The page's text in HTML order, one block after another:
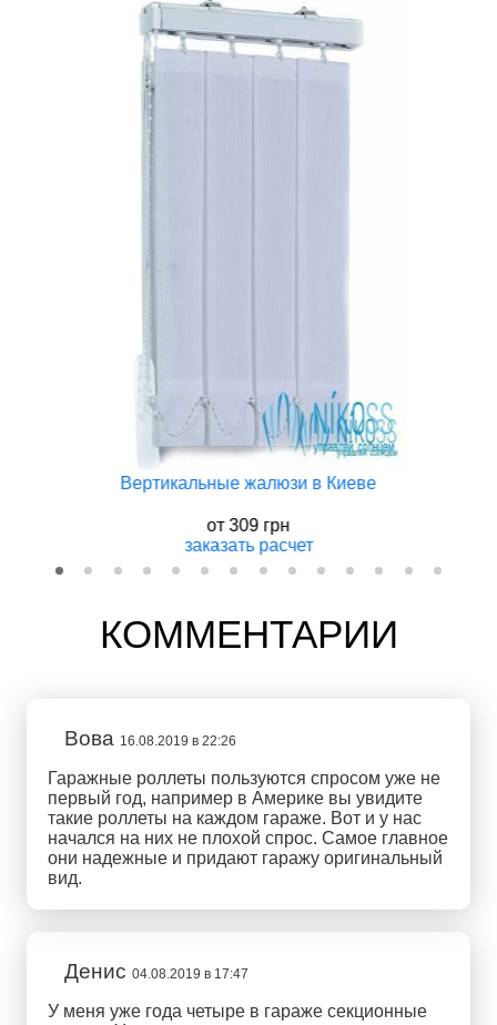
Вертикальные жалюзи в Киеве
от309 грн
заказать расчет
КОММЕНТАРИИ
Вова 16.08.2019 в 22:26
Гаражные роллеты пользуются спросом уже не
первый год, например в Америке вы увидите
такие роллеты на каждом гараже. Вот и у нас
начался на них не плохой спрос. Самое главное
они надежные и придают гаражу оригинальный
вид.
Денис 04.08.2019 в 17:47
У меня уже года четыре в гараже секционные